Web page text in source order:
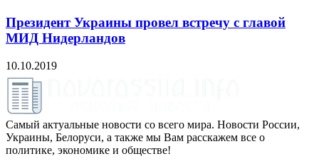
Президент Украины провел встречу с главой
МИД Нидерландов
10.10.2019
Самый актуальные новости со всего мира. Новости России,
Украины, Белоруси, а также мы Вам расскажем все о
политике, экономике и обществе!